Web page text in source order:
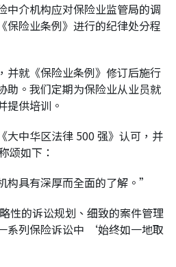
中介机构应对保险业监管局的调
保险业条例》进行的纪律处分程
并就《保险业条例》修订后施行
助。我们定期为保险业从业员就
提供培训。
大中华区法律 500 强》认可，并
颂如下：
构具有深厚而全面的了解。”
性的诉讼规划、细致的案件管理
系列保险诉讼中 ‘始终如一地取